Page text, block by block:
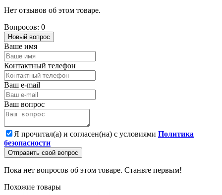
Нет отзывов об этом товаре.
Вопросов: 0
Новый вопрос
Ваше имя
Контактный телефон
Ваш e-mail
Ваш вопрос
Я прочитал(а) и согласен(на) с условиями Политика
безопасности
Отправить свой вопрос
Пока нет вопросов об этом товаре. Станьте первым!
Похожие товары